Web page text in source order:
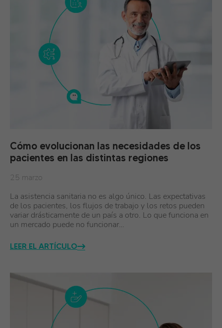
Cómo evolucionan las necesidades de los
pacientes en las distintas regiones
25 marzo
La asistencia sanitaria no es algo único. Las expectativas
de los pacientes, los flujos de trabajo y los retos pueden
variar drásticamente de un país a otro. Lo que funciona en
un mercado puede no funcionar…
LEER EL ARTÍCULO